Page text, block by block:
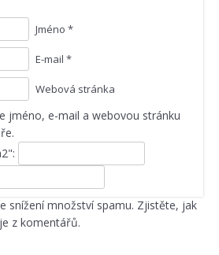
Jméno *
E-mail *
Webová stránka
jméno, e-mail a webovou stránku
snížení množství spamu. Zjistěte, jak
z komentářů.